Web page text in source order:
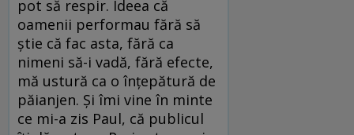
pot să respir. Ideea că
oamenii performau fără să
știe că fac asta, fără ca
nimeni să-i vadă, fără efecte,
mă ustură ca o înțepătură de
păianjen. Și îmi vine în minte
ce mi-a zis Paul, că publicul